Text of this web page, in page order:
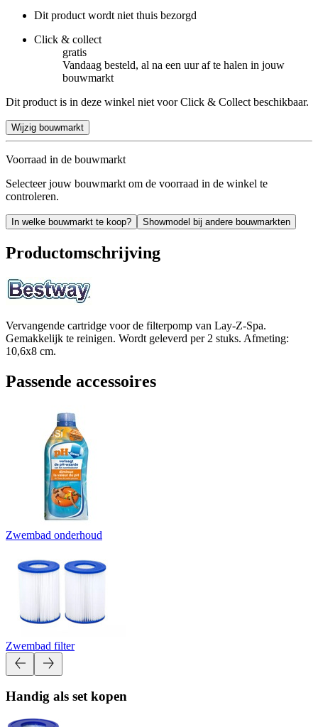
Dit product wordt niet thuis bezorgd
Click & collect
gratis
Vandaag besteld, al na een uur af te halen in jouw
bouwmarkt
Dit product is in deze winkel niet voor Click & Collect beschikbaar.
Wijzig bouwmarkt
Voorraad in de bouwmarkt
Selecteer jouw bouwmarkt om de voorraad in de winkel te
controleren.
In welke bouwmarkt te koop? Showmodel bij andere bouwmarkten
Productomschrijving
Vervangende cartridge voor de filterpomp van Lay-Z-Spa.
Gemakkelijk te reinigen. Wordt geleverd per 2 stuks. Afmeting:
10,6x8 cm.
Passende accessoires
Zwembad onderhoud
Zwembad filter
Handig als set kopen